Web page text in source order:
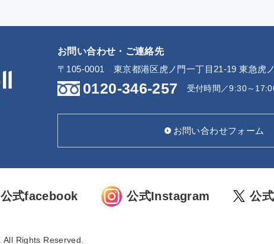
お問い合わせ・ご連絡先
〒105-0001
東京都港区虎ノ門一丁目21-19 東急虎
0120-346-257 受付時間／9:30～
お問い合わせフォーム
公式facebook 公式Instagram 公
Rights Reserved.